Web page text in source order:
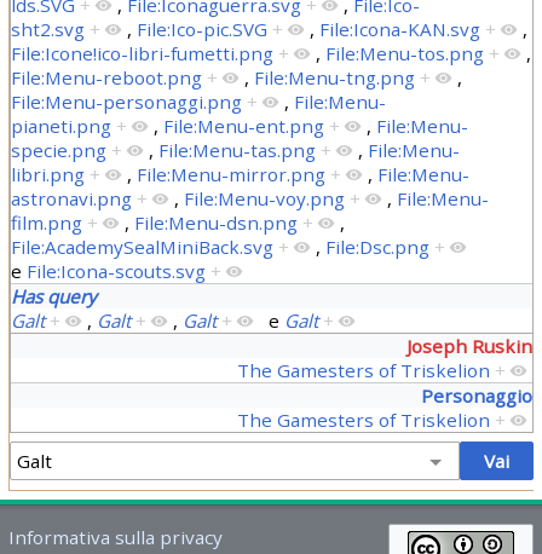
sht2.svg + , File:Ico-pic.SVG + , File:Icona-KAN.svg +
,
File:Icone!ico-libri-fumetti.png + , File:Menu-tos.png +
,
File:Menu-reboot.png + , File:Menu-tng.png +
,
File:Menu-personaggi.png + , File:Menu-
pianeti.png + , File:Menu-ent.png + , File:Menu-
specie.png + , File:Menu-tas.png + , File:Menu-
libri.png + , File:Menu-mirror.png + , File:Menu-
astronavi.png + , File:Menu-voy.png + , File:Menu-
film.png + , File:Menu-dsn.png +
,
File:AcademySealMiniBack.svg + , File:Dsc.png +
e File:Icona-scouts.svg +
Has query
Galt + , Galt + , Galt + e Galt +
Joseph Ruskin
The Gamesters of Triskelion +
Personaggio
The Gamesters of Triskelion +
Informativa sulla privacy